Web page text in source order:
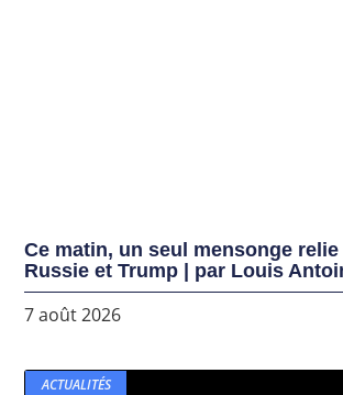
Ce matin, un seul mensonge relie
Russie et Trump | par Louis
7 août 2026
ACTUALITÉS